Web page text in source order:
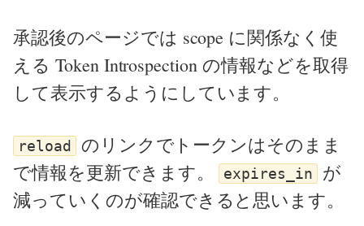
承認後のページでは scope に関係なく使
える Token Introspection の情報などを取得
して表示するようにしています。
reload のリンクでトークンはそのまま
で情報を更新できます。 expires_in
が
減っていくのが確認できると思います。